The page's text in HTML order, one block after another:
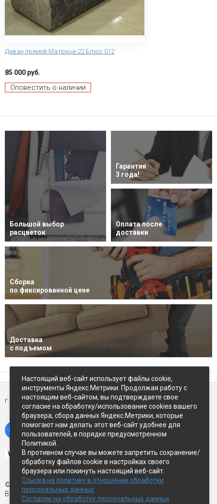
Диван прямой Матрица-22 Блисс 012
85 000 руб.
Оповестить о наличии
Большой выбор
расцветок
Гарантия
3 года!
Оплата после
доставки
Сборка
по фиксированной цене
Доставка
с подъемом
г. Петропавловск-Камчатский,ул Восточное-шоссе, д.5
© Экспострой, 2026 г.
Все права защищены
Настоящий веб-сайт использует файлы cookie,
инструменты Яндекс.Метрики. Продолжая работу с
настоящим веб-сайтом, вы подтверждаете свое
согласие на обработку/использование cookies вашего
браузера, сбора данных Яндекс.Метрики, которые
помогают нам делать этот веб-сайт удобнее для
пользователей, в порядке предусмотренном
Политикой.
В противном случае вы можете запретить сохранение/
обработку файлов cookie в настройках своего
браузера или покинуть настоящий веб-сайт.
Ссылка на политику в отношении обработки
персональных данных
Согласие на обработку персональных данных